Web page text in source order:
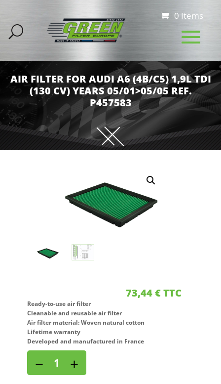
0 Items
AIR FILTER FOR AUDI A6 (4B/C5) 1,9L TDI
(130 CV) YEARS 05/01>05/05 REF.
P457583
73,44€TTC
Ready-to-use air filter
Cleanable and reusable air filter
Air filter material: Woven natural cotton
Lifetime warranty
Developed and manufactured in France
filter
for
− +